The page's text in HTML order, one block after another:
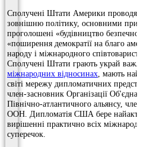
Сполучені Штати Америки проводять
зовнішню політику, основними
проголошені «будівництво безпечного
«поширення демократії на благо
народу і міжнародного
Сполучені Штати грають украй
міжнародних відносинах , мають
світі мережу дипломатичних
член-засновник Організації
Північно-атлантичного альянсу, член
ООН. Дипломатія США бере
вирішенні практично всіх
суперечок.